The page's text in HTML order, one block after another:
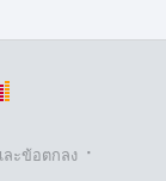
ละข้อตกลง ·